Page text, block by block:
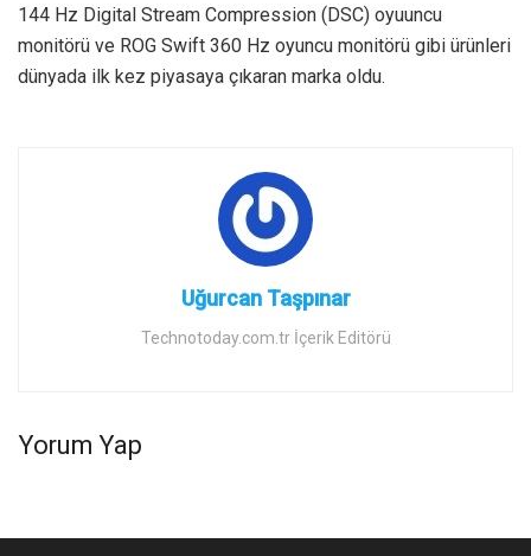
144 Hz Digital Stream Compression (DSC) oyuuncu
monitörü ve ROG Swift 360 Hz oyuncu monitörü gibi ürünleri
dünyada ilk kez piyasaya çıkaran marka oldu.
Uğurcan Taşpınar
Technotoday.com.tr İçerik Editörü
Yorum Yap